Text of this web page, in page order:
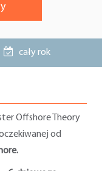
cały rok
Offshore Theory
od